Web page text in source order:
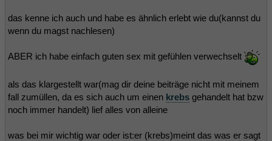
das kenne ich auch und habe es ähnlich erlebt wie du(kannst du
wenn du magst nachlesen)
ABER ich habe einfach guten sex mit gefühlen verwechselt
als das klargestellt war(mag dir deine beiträge nicht mit meinem
fall zumüllen, da es sich auch um einen krebs gehandelt hat bzw
noch immer handelt) lief alles von alleine
was bei mir wichtig war oder ist:er (krebs)meint das was er sagt